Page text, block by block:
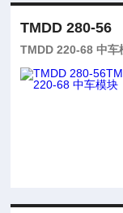
TMDD 280-56
TMDD 220-68 中车